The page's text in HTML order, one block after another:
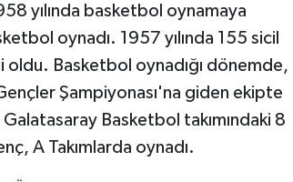
yılında basketbol oynamaya
oynadı. 1957 yılında 155 sicil
oldu. Basketbol oynadığı dönemde,
Şampiyonası'na giden ekipte
Basketbol takımındaki 8
A Takımlarda oynadı.